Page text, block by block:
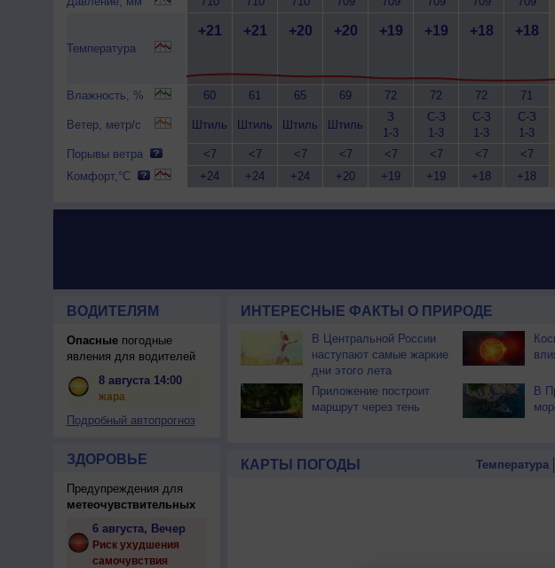
Температура
Влажность, %
Ветер, метр/с
Порывы ветра
Комфорт,°C
+21
60
Штиль
<7
+24
+21
61
Штиль
<7
+24
+20
65
Штиль
<7
+24
+20
69
Штиль
<7
+20
+19
72
З
1-3
<7
+19
+19
72
С-З
1-3
<7
+19
+18
72
С-З
1-3
<7
+18
+18
71
С-З
1-3
<7
+18
ВОДИТЕЛЯМ
Опасныепогодные
явления для водителей
8 августа 14:00
жара
Подробный автопрогноз
ЗДОРОВЬЕ
Предупреждения для
метеочувствительных
6 августа, Вечер
Риск ухудшения
самочувствия
ИНТЕРЕСНЫЕ ФАКТЫ О ПРИРОДЕ
В Центральной России
наступают самые жаркие
дни этого лета
Приложение построит
маршрут через тень
В
КАРТЫ ПОГОДЫ Температура